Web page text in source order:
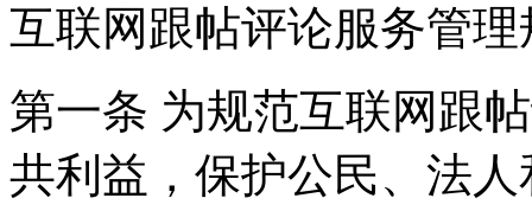
互联网跟帖评论服务管理
第一条 为规范互联网跟
共利益，保护公民、法